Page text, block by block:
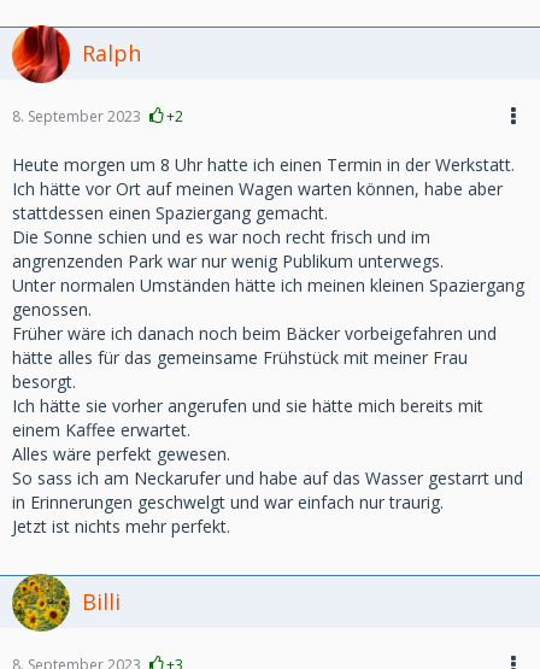
Ralph
8. September 2023 +2
Heute morgen um 8 Uhr hatte ich einen Termin in der Werkstatt.
Ich hätte vor Ort auf meinen Wagen warten können, habe aber
stattdessen einen Spaziergang gemacht.
Die Sonne schien und es war noch recht frisch und im
angrenzenden Park war nur wenig Publikum unterwegs.
Unter normalen Umständen hätte ich meinen kleinen Spaziergang
genossen.
Früher wäre ich danach noch beim Bäcker vorbeigefahren und
hätte alles für das gemeinsame Frühstück mit meiner Frau
besorgt.
Ich hätte sie vorher angerufen und sie hätte mich bereits mit
einem Kaffee erwartet.
Alles wäre perfekt gewesen.
So sass ich am Neckarufer und habe auf das Wasser gestarrt und
in Erinnerungen geschwelgt und war einfach nur traurig.
Jetzt ist nichts mehr perfekt.
Billi
8. September 2023 +3